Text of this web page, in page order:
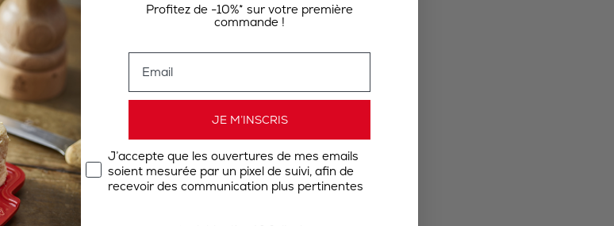
Profitez de -10%* sur votre première
commande !
JE M’INSCRIS
J’accepte que les ouvertures de mes emails
soient mesurée par un pixel de suivi, afin de
recevoir des communication plus pertinentes